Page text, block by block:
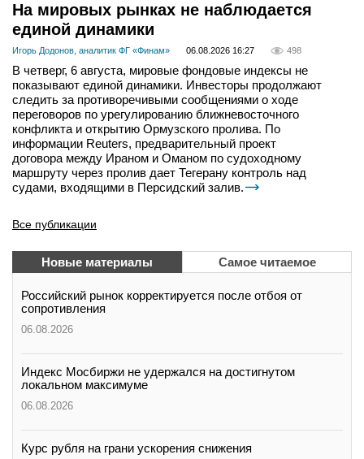
На мировых рынках не наблюдается
единой динамики
Игорь Додонов, аналитик ФГ «Финам» 06.08.2026 16:27 498
В четверг, 6 августа, мировые фондовые индексы не
показывают единой динамики. Инвесторы продолжают
следить за противоречивыми сообщениями о ходе
переговоров по урегулированию ближневосточного
конфликта и открытию Ормузского пролива. По
информации Reuters, предварительный проект
договора между Ираном и Оманом по судоходному
маршруту через пролив дает Тегерану контроль над
судами, входящими в Персидский залив.
Все публикации
Новые материалы Самое читаемое
Российский рынок корректируется после отбоя от
сопротивления
06.08.2026
Индекс Мосбиржи не удержался на достигнутом
локальном максимуме
06.08.2026
Курс рубля на грани ускорения снижения